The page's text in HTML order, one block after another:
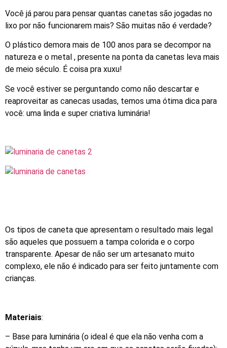
Você já parou para pensar quantas canetas são jogadas no
lixo por não funcionarem mais? São muitas não é verdade?
O plástico demora mais de 100 anos para se decompor na
natureza e o metal , presente na ponta da canetas leva mais
de meio século. É coisa pra xuxu!
Se você estiver se perguntando como não descartar e
reaproveitar as canecas usadas, temos uma ótima dica para
você: uma linda e super criativa luminária!
Os tipos de caneta que apresentam o resultado mais legal
são aqueles que possuem a tampa colorida e o corpo
transparente. Apesar de não ser um artesanato muito
complexo, ele não é indicado para ser feito juntamente com
crianças.
Materiais:
– Base para luminária (o ideal é que ela não venha com a